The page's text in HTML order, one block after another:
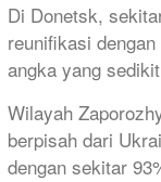
Di Donetsk,
reunifikasi
angka yang
Wilayah
berpisah dari
dengan sekitar